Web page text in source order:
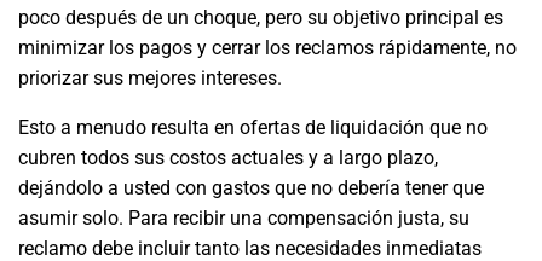
poco después de un choque, pero su objetivo principal es
minimizar los pagos y cerrar los reclamos rápidamente, no
priorizar sus mejores intereses.
Esto a menudo resulta en ofertas de liquidación que no
cubren todos sus costos actuales y a largo plazo,
dejándolo a usted con gastos que no debería tener que
asumir solo. Para recibir una compensación justa, su
reclamo debe incluir tanto las necesidades inmediatas